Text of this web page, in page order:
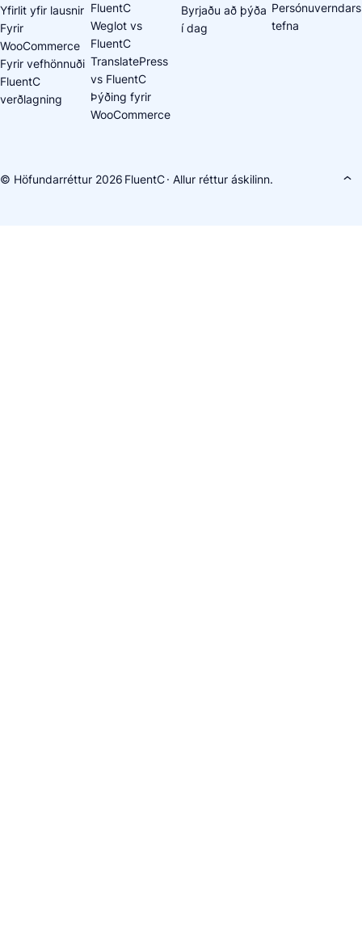
Yfirlit yfir lausnir
Fyrir
WooCommerce
Fyrir vefhönnuði
FluentC
verðlagning
FluentC
Weglot vs
FluentC
TranslatePress
vs FluentC
Þýðing fyrir
WooCommerce
Byrjaðu að þýða
í dag
Persónuverndars
tefna
© Höfundarréttur 2026 FluentC· Allur réttur áskilinn.